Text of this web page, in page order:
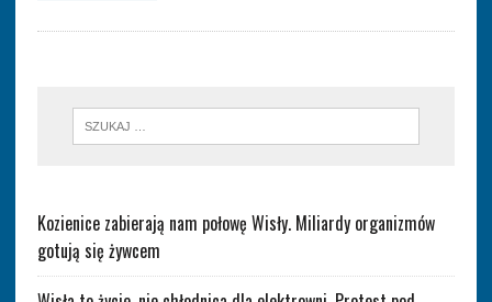
Kozienice zabierają nam połowę Wisły. Miliardy organizmów
gotują się żywcem